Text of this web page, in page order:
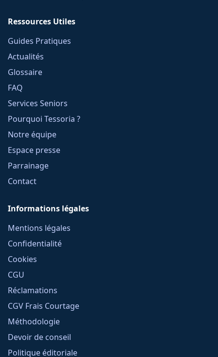
Ressources Utiles
Guides Pratiques
Actualités
Glossaire
FAQ
Services Seniors
Pourquoi Tessoria ?
Notre équipe
Espace presse
Parrainage
Contact
Informations légales
Mentions légales
Confidentialité
Cookies
CGU
Réclamations
CGV Frais Courtage
Méthodologie
Devoir de conseil
Politique éditoriale